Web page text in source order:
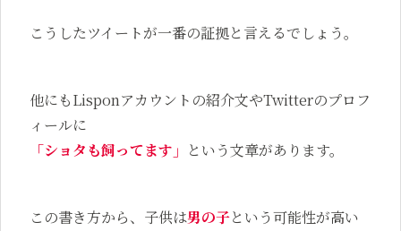
こうしたツイートが一番の証拠と言えるでしょう。
他にもLisponアカウントの紹介文やTwitterのプロフ
ィールに
「ショタも飼ってます」 という文章があります。
この書き方から、子供は男の子という可能性が高い